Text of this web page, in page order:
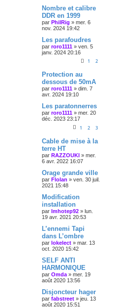
Nombre et calibre
DDR en 1999
par PhilRig » mer. 6
nov. 2024 19:42
Les parafoudres
par roro1111 » ven. 5
janv. 2024 20:16
1 2
Protection au
dessous de 50mA
par roro1111 » dim. 7
avr. 2024 19:10
Les paratonnerres
par roro1111 » mer. 20
déc. 2023 23:17
1 2 3
Cable de mise à la
terre HT
par RAZZOUKI » mer.
6 avr. 2022 16:07
Orage grande ville
par Flolan » ven. 30 juil.
2021 15:48
Modification
installation
par Imhotep92 » lun.
19 avr. 2021 20:53
L’ennemi Tapi
dans L’ombre
par lokelect » mar. 13
oct. 2020 15:42
SELF ANTI
HARMONIQUE
par Omda » mer. 19
août 2020 13:56
Disjoncteur hager
par fabstreet » jeu. 13
août 2020 15:51